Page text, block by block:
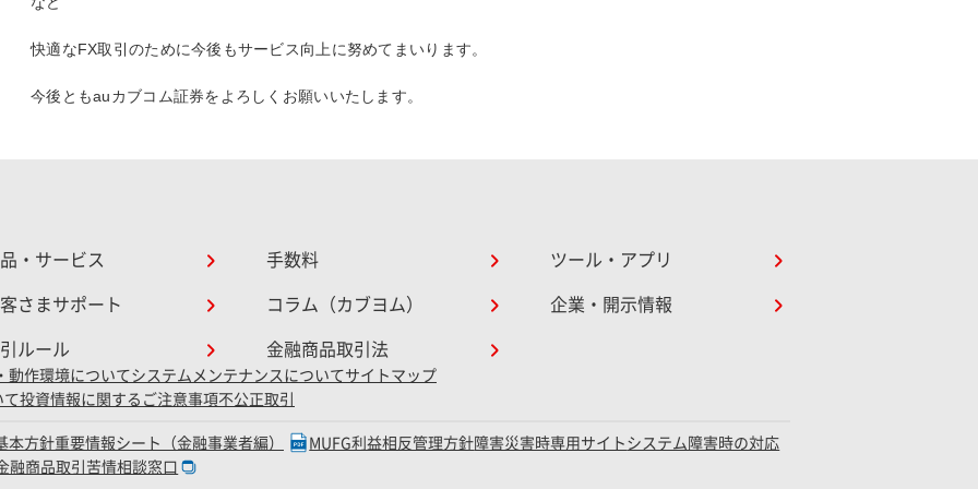
快適なFX取引のために今後もサービス向上に努めてまいります。
今後ともauカブコム証券をよろしくお願いいたします。
・サービス 手数料 ツール・アプリ
さまサポート コラム（カブヨム） 企業・開示情報
ルール 金融商品取引法
動作環境についてシステムメンテナンスについてサイトマップ
て投資情報に関するご注意事項不公正取引
本方針重要情報シート（金融事業者編） MUFG利益相反管理方針障害災害時専用サイト システム障害時の対応
融商品取引苦情相談窓口